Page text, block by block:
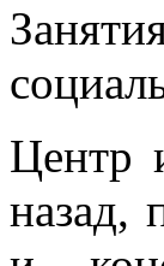
Центр
назад,